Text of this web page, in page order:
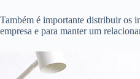
Também é importante distribuir os
empresa e para manter um